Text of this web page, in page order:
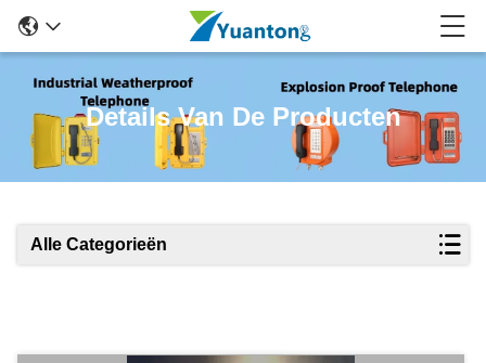
Details Van De Producten
Alle Categorieën